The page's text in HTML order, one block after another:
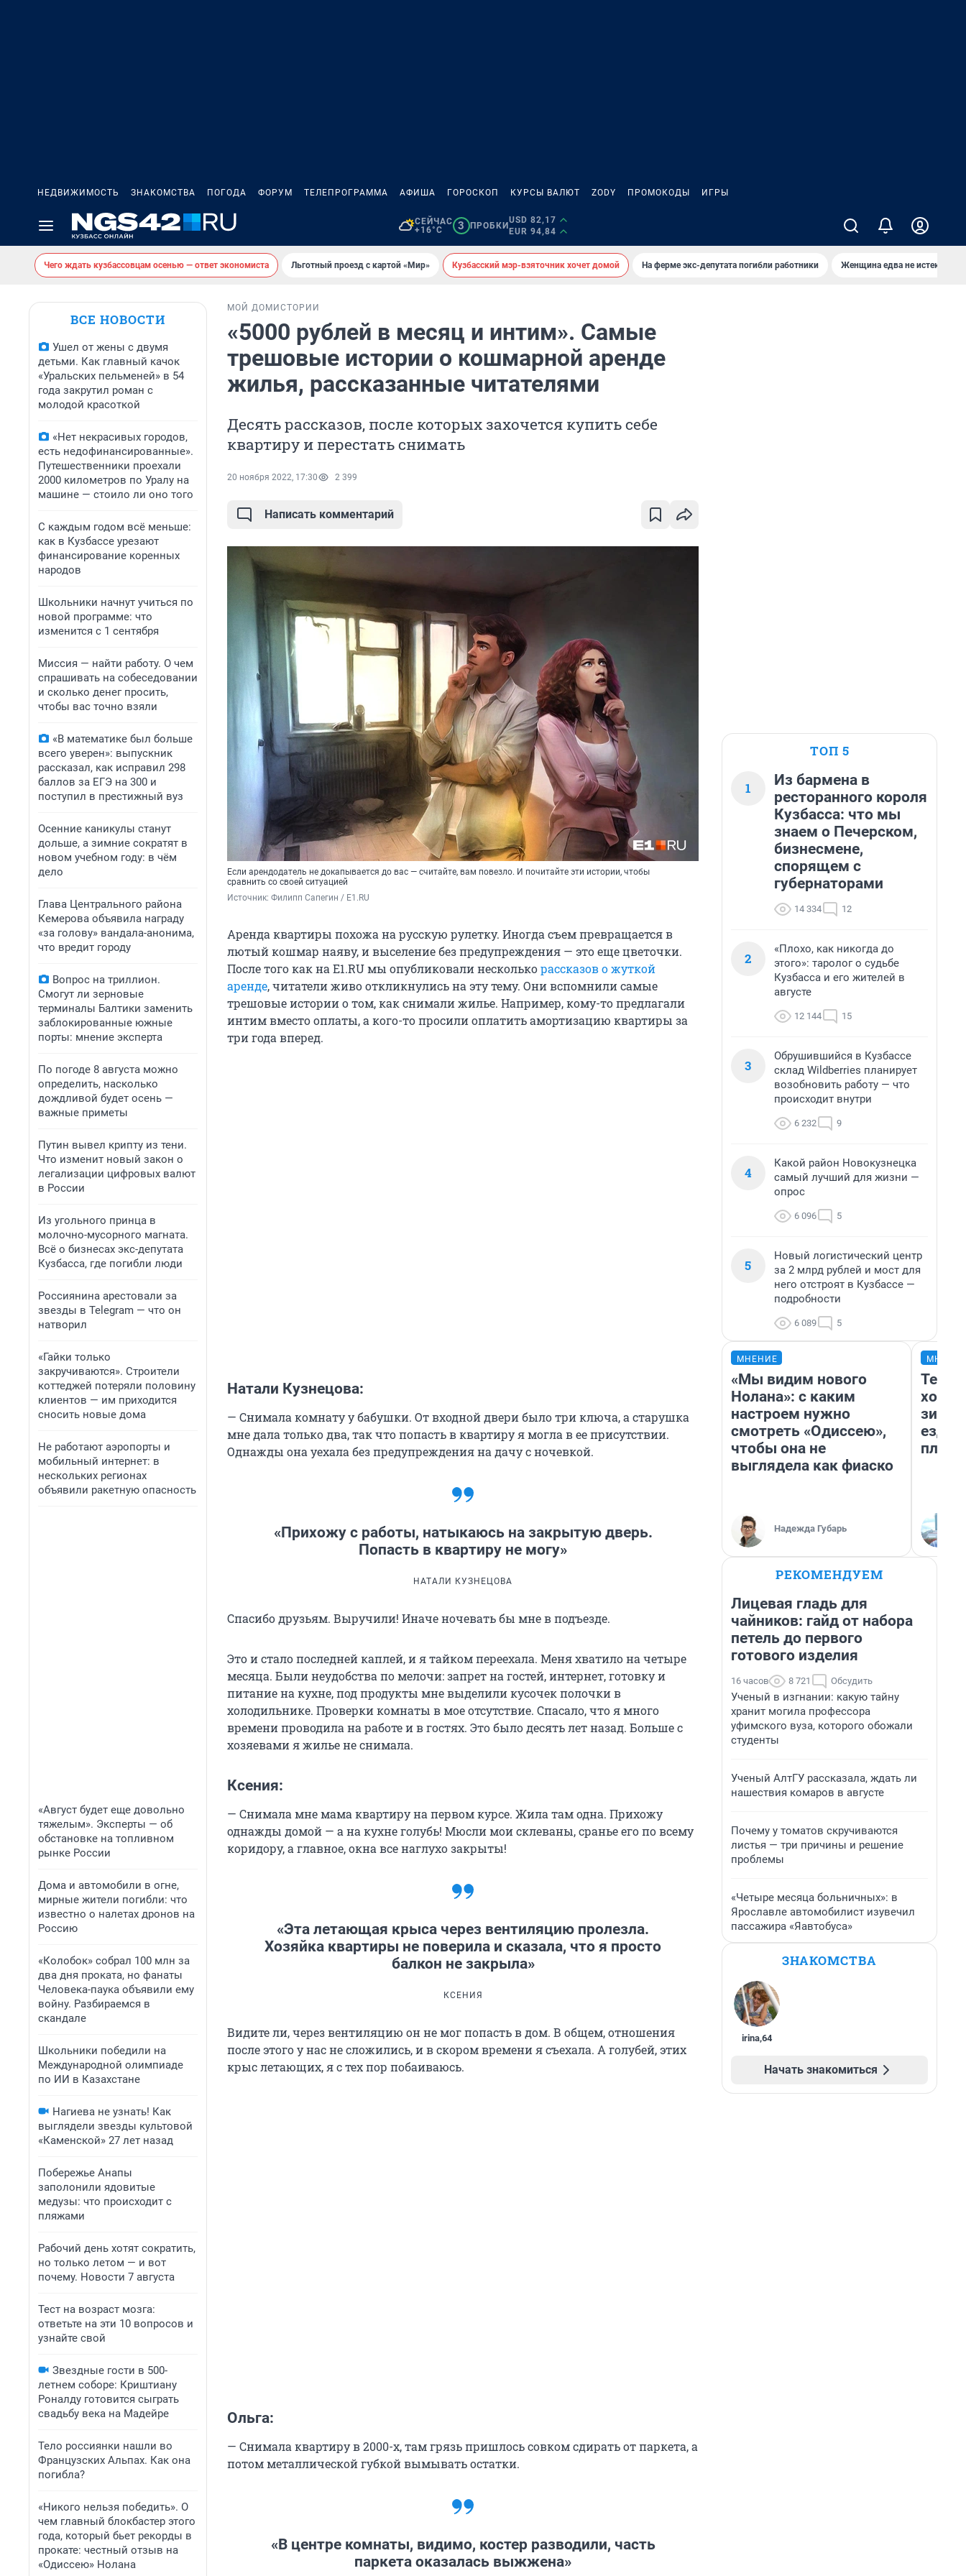
НЕДВИЖИМОСТЬ ЗНАКОМСТВА ПОГОДА ФОРУМ ТЕЛЕПРОГРАММА АФИША ГОРОСКОП КУРСЫ ВАЛЮТ ZODY ПРОМОКОДЫ ИГРЫ
СЕЙЧАС
+16°C
3 ПРОБКИ
USD 82,17
EUR 94,84
Чего ждать кузбассовцам осенью — ответ экономиста Льготный проезд с картой «Мир» Кузбасский мэр-взяточник хочет домой На ферме экс-депутата погибли работники Женщина едва не истекла
ВСЕ НОВОСТИ
Ушел от жены с двумя
детьми. Как главный качок
«Уральских пельменей» в 54
года закрутил роман с
молодой красоткой
«Нет некрасивых городов,
есть недофинансированные».
Путешественники проехали
2000 километров по Уралу на
машине — стоило ли оно того
С каждым годом всё меньше:
как в Кузбассе урезают
финансирование коренных
народов
Школьники начнут учиться по
новой программе: что
изменится с 1 сентября
Миссия — найти работу. О чем
спрашивать на собеседовании
и сколько денег просить,
чтобы вас точно взяли
«В математике был больше
всего уверен»: выпускник
рассказал, как исправил 298
баллов за ЕГЭ на 300 и
поступил в престижный вуз
Осенние каникулы станут
дольше, а зимние сократят в
новом учебном году: в чём
дело
Глава Центрального района
Кемерова объявила награду
«за голову» вандала-анонима,
что вредит городу
Вопрос на триллион.
Смогут ли зерновые
терминалы Балтики заменить
заблокированные южные
порты: мнение эксперта
По погоде 8 августа можно
определить, насколько
дождливой будет осень —
важные приметы
Путин вывел крипту из тени.
Что изменит новый закон о
легализации цифровых валют
в России
Из угольного принца в
молочно-мусорного магната.
Всё о бизнесах экс-депутата
Кузбасса, где погибли люди
Россиянина арестовали за
звезды в Telegram — что он
натворил
«Гайки только
закручиваются». Строители
коттеджей потеряли половину
клиентов — им приходится
сносить новые дома
Не работают аэропорты и
мобильный интернет: в
нескольких регионах
объявили ракетную опасность
«Август будет еще довольно
тяжелым». Эксперты — об
обстановке на топливном
рынке России
Дома и автомобили в огне,
мирные жители погибли: что
известно о налетах дронов на
Россию
«Колобок» собрал 100 млн за
два дня проката, но фанаты
Человека-паука объявили ему
войну. Разбираемся в
скандале
Школьники победили на
Международной олимпиаде
по ИИ в Казахстане
Нагиева не узнать! Как
выглядели звезды культовой
«Каменской» 27 лет назад
Побережье Анапы
заполонили ядовитые
медузы: что происходит с
пляжами
Рабочий день хотят сократить,
но только летом — и вот
почему. Новости 7 августа
Тест на возраст мозга:
ответьте на эти 10 вопросов и
узнайте свой
Звездные гости в 500-
летнем соборе: Криштиану
Роналду готовится сыграть
свадьбу века на Мадейре
Тело россиянки нашли во
Французских Альпах. Как она
погибла?
«Никого нельзя победить». О
чем главный блокбастер этого
года, который бьет рекорды в
прокате: честный отзыв на
«Одиссею» Нолана
МОЙ ДОМ ИСТОРИИ
«5000 рублей в месяц и интим». Самые
трешовые истории о кошмарной аренде
жилья, рассказанные читателями
Десять рассказов, после которых захочется купить себе
квартиру и перестать снимать
20 ноября 2022, 17:30 2 399
Написать комментарий
Если арендодатель не докапывается до вас — считайте, вам повезло. И почитайте эти истории, чтобы
сравнить со своей ситуацией
Источник: Филипп Сапегин / E1.RU
Аренда квартиры похожа на русскую рулетку. Иногда съем превращается в
лютый кошмар наяву, и выселение без предупреждения — это еще цветочки.
После того как на E1.RU мы опубликовали несколькорассказов о жуткой
аренде, читатели живо откликнулись на эту тему. Они вспомнили самые
трешовые истории о том, как снимали жилье. Например, кому-то предлагали
интим вместо оплаты, а кого-то просили оплатить амортизацию квартиры за
три года вперед.
Натали Кузнецова:
— Снимала комнату у бабушки. От входной двери было три ключа, а старушка
мне дала только два, так что попасть в квартиру я могла в ее присутствии.
Однажды она уехала без предупреждения на дачу с ночевкой.
«Прихожу с работы, натыкаюсь на закрытую дверь.
Попасть в квартиру не могу»
НАТАЛИ КУЗНЕЦОВА
Спасибо друзьям. Выручили! Иначе ночевать бы мне в подъезде.
Это и стало последней каплей, и я тайком переехала. Меня хватило на четыре
месяца. Были неудобства по мелочи: запрет на гостей, интернет, готовку и
питание на кухне, под продукты мне выделили кусочек полочки в
холодильнике. Проверки комнаты в мое отсутствие. Спасало, что я много
времени проводила на работе и в гостях. Это было десять лет назад. Больше с
хозяевами я жилье не снимала.
Ксения:
— Снимала мне мама квартиру на первом курсе. Жила там одна. Прихожу
однажды домой — а на кухне голубь! Мюсли мои склеваны, сранье его по всему
коридору, а главное, окна все наглухо закрыты!
«Эта летающая крыса через вентиляцию пролезла.
Хозяйка квартиры не поверила и сказала, что я просто
балкон не закрыла»
КСЕНИЯ
Видите ли, через вентиляцию он не мог попасть в дом. В общем, отношения
после этого у нас не сложились, и в скором времени я съехала. А голубей, этих
крыс летающих, я с тех пор побаиваюсь.
Ольга:
— Снимала квартиру в 2000-х, там грязь пришлось совком сдирать от паркета, а
потом металлической губкой вымывать остатки.
«В центре комнаты, видимо, костер разводили, часть
паркета оказалась выжжена»
ТОП 5
1
Из бармена в
ресторанного короля
Кузбасса: что мы
знаем о Печерском,
бизнесмене,
спорящем с
губернаторами
14 334 12
2
«Плохо, как никогда до
этого»: таролог о судьбе
Кузбасса и его жителей в
августе
12 144 15
3
Обрушившийся в Кузбассе
склад Wildberries планирует
возобновить работу — что
происходит внутри
6 232 9
4
Какой район Новокузнецка
самый лучший для жизни —
опрос
6 096 5
5
Новый логистический центр
за 2 млрд рублей и мост для
него отстроят в Кузбассе —
подробности
6 089 5
МНЕНИЕ
«Мы видим нового
Нолана»: с каким
настроем нужно
смотреть «Одиссею»,
чтобы она не
выглядела как фиаско
Надежда Губарь
ездит
РЕКОМЕНДУЕМ
Лицевая гладь для
чайников: гайд от набора
петель до первого
готового изделия
16 часов 8 721 Обсудить
Ученый в изгнании: какую тайну
хранит могила профессора
уфимского вуза, которого обожали
студенты
Ученый АлтГУ рассказала, ждать ли
нашествия комаров в августе
Почему у томатов скручиваются
листья — три причины и решение
проблемы
«Четыре месяца больничных»: в
Ярославле автомобилист изувечил
пассажира «Яавтобуса»
ЗНАКОМСТВА
irina,64
Начать знакомиться